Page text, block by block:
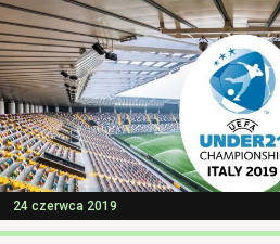
24 czerwca 2019